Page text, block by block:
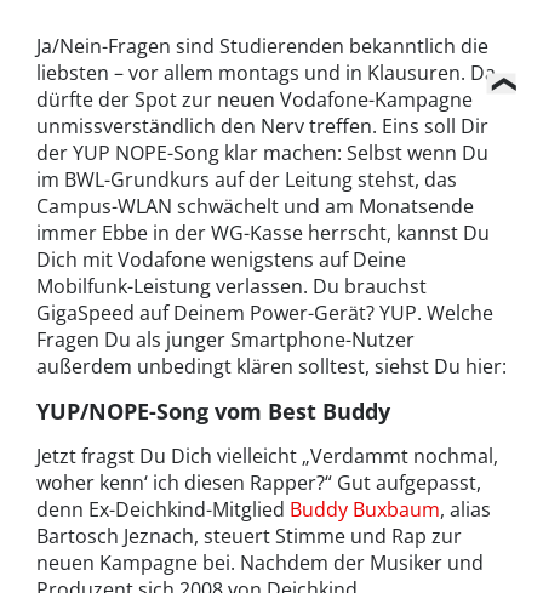
Ja/Nein-Fragen sind Studierenden bekanntlich die
liebsten – vor allem montags und in Klausuren. Da
dürfte der Spot zur neuen Vodafone-Kampagne
unmissverständlich den Nerv treffen. Eins soll Dir
der YUP NOPE-Song klar machen: Selbst wenn Du
im BWL-Grundkurs auf der Leitung stehst, das
Campus-WLAN schwächelt und am Monatsende
immer Ebbe in der WG-Kasse herrscht, kannst Du
Dich mit Vodafone wenigstens auf Deine
Mobilfunk-Leistung verlassen. Du brauchst
GigaSpeed auf Deinem Power-Gerät? YUP. Welche
Fragen Du als junger Smartphone-Nutzer
außerdem unbedingt klären solltest, siehst Du hier:
YUP/NOPE-Song vom Best Buddy
Jetzt fragst Du Dich vielleicht „Verdammt nochmal,
woher kenn‘ ich diesen Rapper?“ Gut aufgepasst,
denn Ex-Deichkind-Mitglied Buddy Buxbaum, alias
Bartosch Jeznach, steuert Stimme und Rap zur
neuen Kampagne bei. Nachdem der Musiker und